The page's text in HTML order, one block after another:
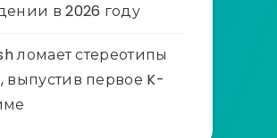
в 2026 году
ломает стереотипы
выпустив первое K-